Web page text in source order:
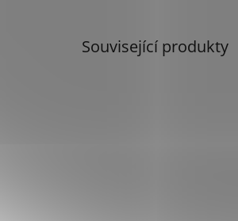
Související produkty